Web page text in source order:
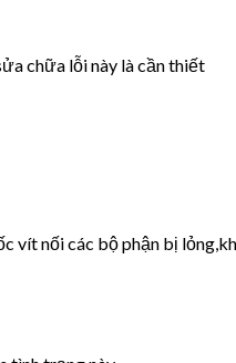
chữa lỗi này là cần thiết
vít nối các bộ phận bị